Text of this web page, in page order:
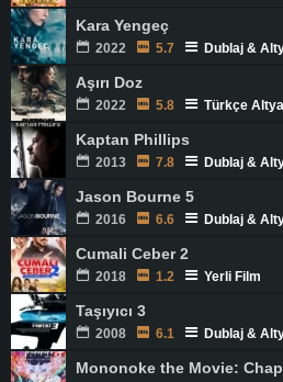
Kara Yengeç
2022 5.7 Dublaj &
Aşırı Doz
2022 5.8 Türkçe
Kaptan Phillips
2013 7.8 Dublaj &
Jason Bourne 5
2016 6.6 Dublaj &
Cumali Ceber 2
2018 1.2 Yerli Film
Taşıyıcı 3
2008 6.1 Dublaj &
Mononoke the Movie: